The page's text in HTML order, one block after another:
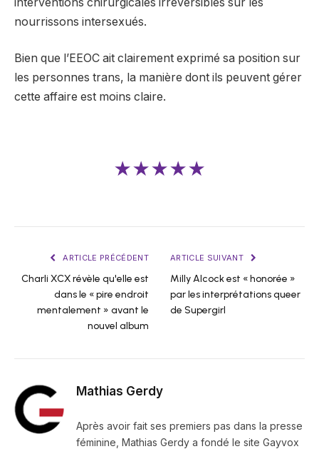
nourrissons intersexués.
Bien que l’EEOC ait clairement exprimé sa position sur
les personnes trans, la manière dont ils peuvent gérer
cette affaire est moins claire.
★★★★★
ARTICLE PRÉCÉDENT
Charli XCX révèle qu'elle est
dans le « pire endroit
mentalement » avant le
nouvel album
ARTICLE SUIVANT
Milly Alcock est « honorée »
par les interprétations queer
de Supergirl
Mathias Gerdy
Après avoir fait ses premiers pas dans la presse
féminine, Mathias Gerdy a fondé le site Gayvox